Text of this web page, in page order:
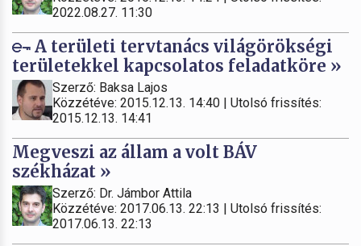
2022.08.27. 11:30
A területi tervtanács világörökségi
területekkel kapcsolatos feladatköre »
Szerző: Baksa Lajos
Közzétéve: 2015.12.13. 14:40 | Utolsó frissítés:
2015.12.13. 14:41
Megveszi az állam a volt BÁV
székházat »
Szerző: Dr. Jámbor Attila
Közzétéve: 2017.06.13. 22:13 | Utolsó frissítés:
2017.06.13. 22:13